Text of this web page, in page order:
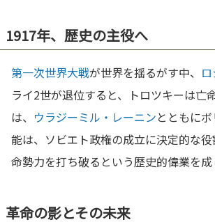
1917年、歴史の主役へ
第一次世界大戦が世界を揺るがす中、
ライ2世が退位すると、トロツキーは亡
は、 ウラジーミル・レーニンとともに
能は、ソビエト政権の成立に決定的な
命勢力を打ち破るという歴史的偉業を成
革命の影とその未来